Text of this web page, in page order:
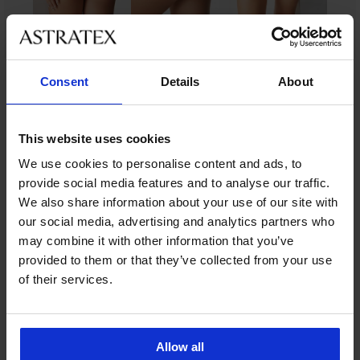
Consent Details About
This website uses cookies
We use cookies to personalise content and ads, to
provide social media features and to analyse our traffic.
We also share information about your use of our site with
our social media, advertising and analytics partners who
may combine it with other information that you’ve
provided to them or that they’ve collected from your use
of their services.
Allow all
BESTSELLER
-20 % BRA20
Podprsenka
4D
Soft
-20 % BRA20
Podprsenka
Siluet
999
Kč
-20 % BRA20
Podprsenka
Themis
Lace
Nature
vyztužená
-20 % BRA20
-40%
Podprsenka
Angelia
599
Kč
BESTSELLER
Podprsenka
Smart
P
-20 % BRA20
Podprsenka
Fit
799
Kč
BESTSELLER
BESTSELLER
Podprsenka
Spacer
Velvet
949
Ze stejné kolekce